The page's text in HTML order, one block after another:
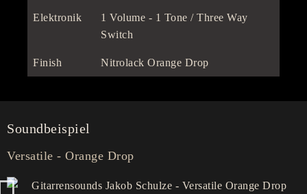
Elektronik
1 Volume - 1 Tone / Three Way
Switch
Finish Nitrolack Orange Drop
Soundbeispiel
Versatile - Orange Drop